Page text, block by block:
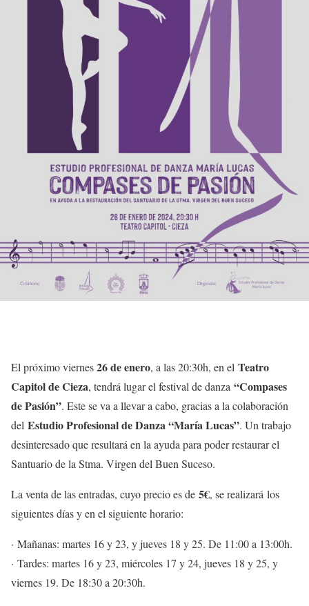
El próximo viernes26 de enero, a las 20:30h, en el Teatro
Capitol de Cieza, tendrá lugar el festival de danza “Compases
de Pasión”. Este se va a llevar a cabo, gracias a la colaboración
del Estudio Profesional de Danza “María Lucas”. Un trabajo
desinteresado que resultará en la ayuda para poder restaurar el
Santuario de la Stma. Virgen del Buen Suceso.
La venta de las entradas, cuyo precio es de 5€, se realizará los
siguientes días y en el siguiente horario:
· Mañanas: martes 16 y 23, y jueves 18 y 25. De 11:00 a 13:00h.
· Tardes: martes 16 y 23, miércoles 17 y 24, jueves 18 y 25, y
viernes 19. De 18:30 a 20:30h.